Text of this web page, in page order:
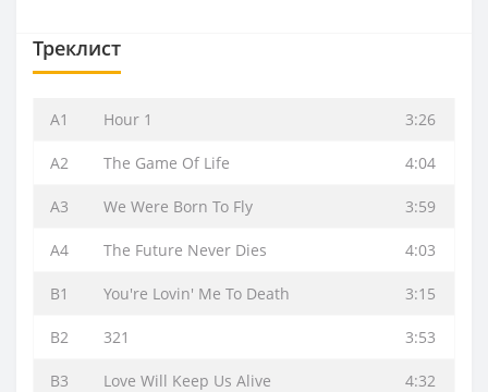
Треклист
A1 Hour 1 3:26
A2 The Game Of Life 4:04
A3 We Were Born To Fly 3:59
A4 The Future Never Dies 4:03
B1 You're Lovin' Me To Death 3:15
B2 321 3:53
B3 Love Will Keep Us Alive 4:32